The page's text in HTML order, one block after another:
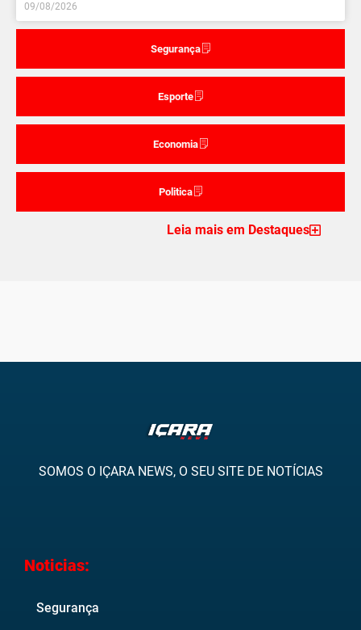
Segurança
Esporte
Economia
Politica
09/08/2026
Leia mais em Destaques
SOMOS O IÇARA NEWS, O SEU SITE DE NOTÍCIAS
Noticias:
Segurança